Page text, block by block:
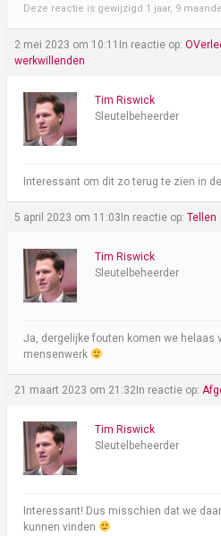
Deze reactie is gewijzigd 1 jaar, 9
2 mei 2023 om 10:11 In reactie op:
werkwillenden
Tim Riswick
Sleutelbeheerder
Interessant om dit zo terug te zien in
5 april 2023 om 11:03In reactie op:Tellen
Tim Riswick
Sleutelbeheerder
Ja, dergelijke fouten komen we helaas
mensenwerk
21 maart 2023 om 21:32In reactie op:
Tim Riswick
Sleutelbeheerder
Interessant! Dus misschien dat we
kunnen vinden